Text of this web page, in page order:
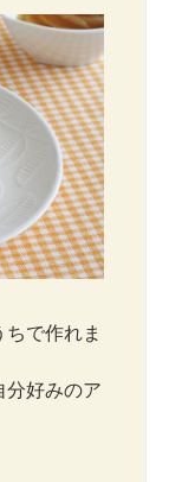
で作れま
分好みのア